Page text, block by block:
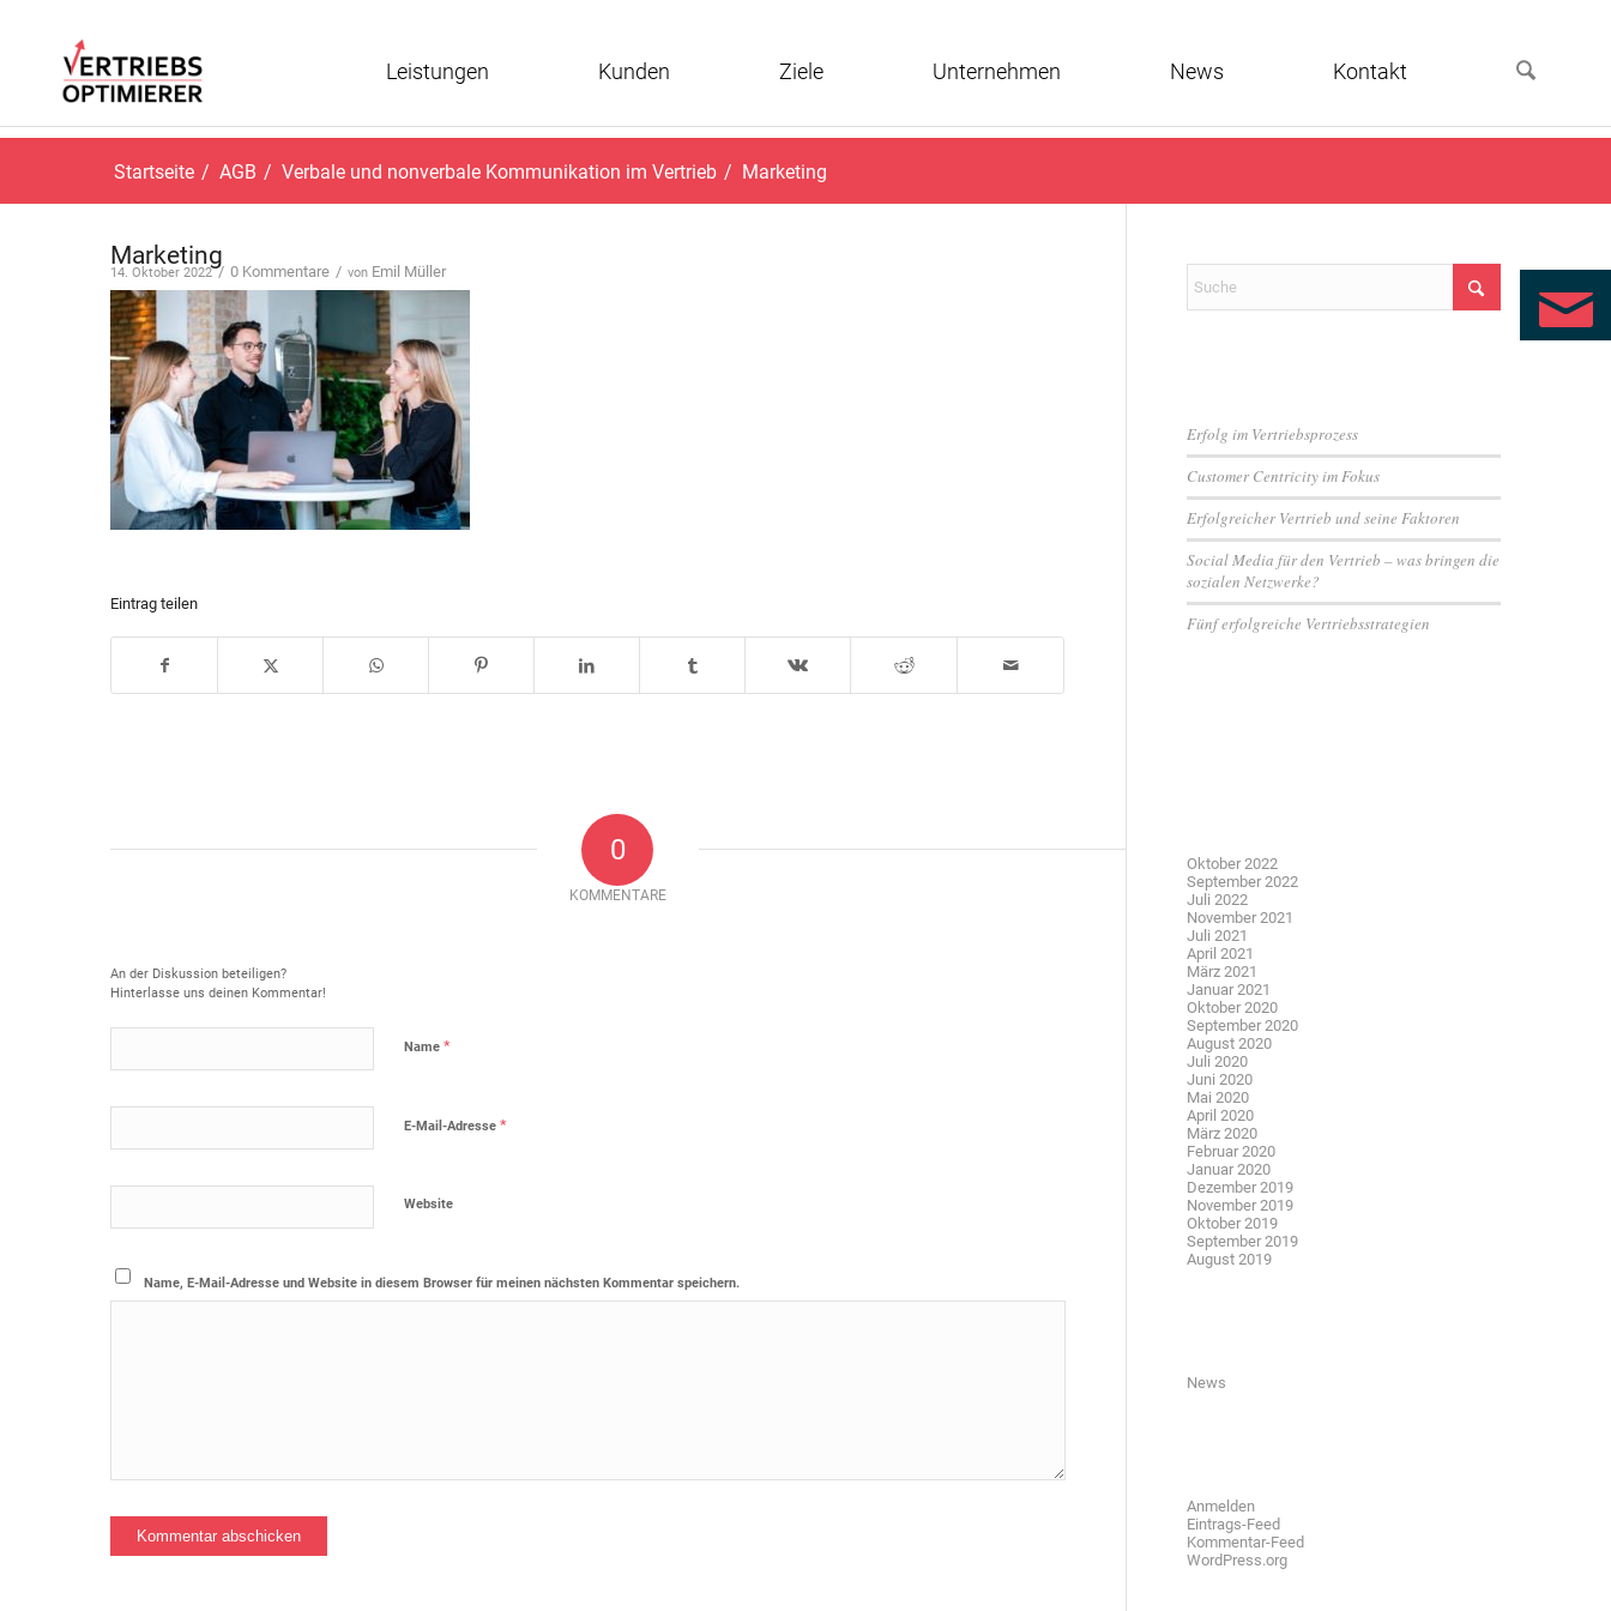
Leistungen Kunden Ziele Unternehmen News Kontakt
Startseite / AGB / Verbale und nonverbale Kommunikation im Vertrieb / Marketing
Marketing
14. Oktober 2022 / 0 Kommentare / von Emil Müller
Eintrag teilen
0
KOMMENTARE
An der Diskussion beteiligen?
Hinterlasse uns deinen Kommentar!
Name *
E-Mail-Adresse *
Website
Name, E-Mail-Adresse und Website in diesem Browser für meinen nächsten Kommentar speichern.
Erfolg im Vertriebsprozess
Customer Centricity im Fokus
Erfolgreicher Vertrieb und seine Faktoren
Social Media für den Vertrieb – was bringen die
sozialen Netzwerke?
Fünf erfolgreiche Vertriebsstrategien
Oktober 2022
September 2022
Juli 2022
November 2021
Juli 2021
April 2021
März 2021
Januar 2021
Oktober 2020
September 2020
August 2020
Juli 2020
Juni 2020
Mai 2020
April 2020
März 2020
Februar 2020
Januar 2020
Dezember 2019
November 2019
Oktober 2019
September 2019
August 2019
News
Anmelden
Eintrags-Feed
Kommentar-Feed
WordPress.org